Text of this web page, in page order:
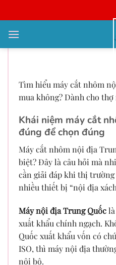
qua
nội
Có nên mua
Tìm hiểu máy cắt nhôm
mua không? Dành cho
Khái niệm máy cắt
đúng để chọn đúng
Máy cắt nhôm nội địa
biệt? Đây là câu hỏi mà
cần giải đáp khi thị
nhiều thiết bị “nội địa
Máy nội địa Trung Quốc
xuất khẩu chính ngạch.
Quốc xuất khẩu vốn có
ISO, thì máy nội địa
nội bộ.